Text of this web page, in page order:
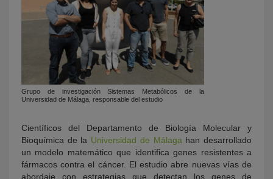
Grupo de investigación Sistemas Metabólicos de la
Universidad de Málaga, responsable del estudio
Científicos del Departamento de Biología Molecular y
Bioquímica de la Universidad de Málaga han desarrollado
un modelo matemático que identifica genes resistentes a
fármacos contra el cáncer. El estudio abre nuevas vías de
abordaje con estrategias que detectan los genes de